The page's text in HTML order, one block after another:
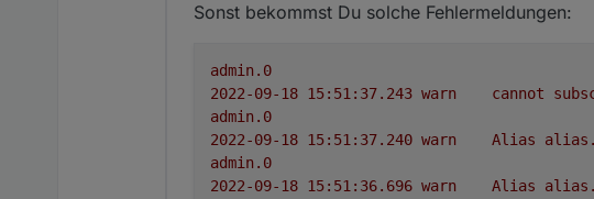
ab hier beginnt mein Kopfkopten:
Also erstelle ich einen Alias die auf
Sonst bekommst Du solche Fehlermeldungen:
admin.0
warn cannot
admin.0
warn Alias
admin.0
warn Alias